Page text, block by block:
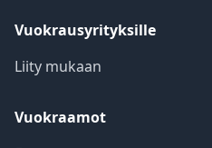
Vuokrausyrityksille
Liity mukaan
Vuokraamot